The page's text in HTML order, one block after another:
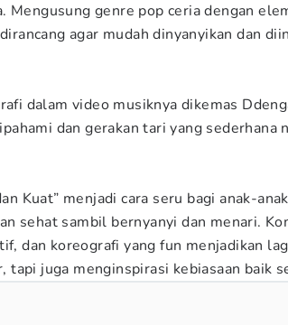
Mengusung genre pop ceria dengan
agar mudah dinyanyikan dan
dalam video musiknya dikemas
dan gerakan tari yang sederhana
Kuat” menjadi cara seru bagi anak-
sehat sambil bernyanyi dan menari.
dan koreografi yang fun menjadikan
tapi juga menginspirasi kebiasaan baik